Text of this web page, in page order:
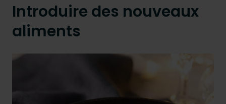
Introduire des nouveaux
aliments